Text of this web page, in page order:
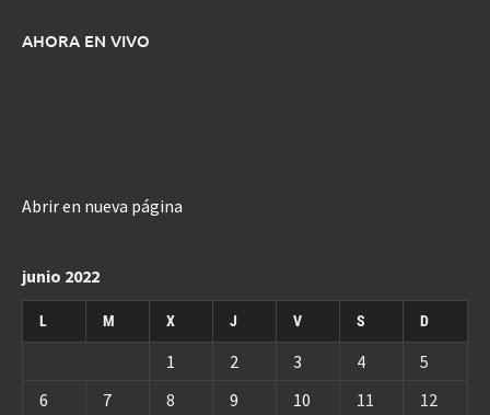
AHORA EN VIVO
Abrir en nueva página
junio 2022
L M X J V S D
1 2 3 4
5
6
7 8 9 10 11 12